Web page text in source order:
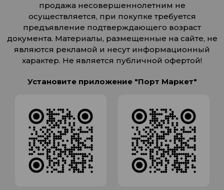
продажа несовершеннолетним не
осуществляется, при покупке требуется
предъявление подтверждающего возраст
документа. Материалы, размещенные на сайте, не
являются рекламой и несут информационный
характер. Не является публичной офертой!
Установите приложение "Порт Маркет"